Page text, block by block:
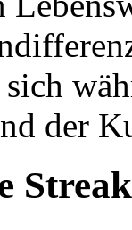
der